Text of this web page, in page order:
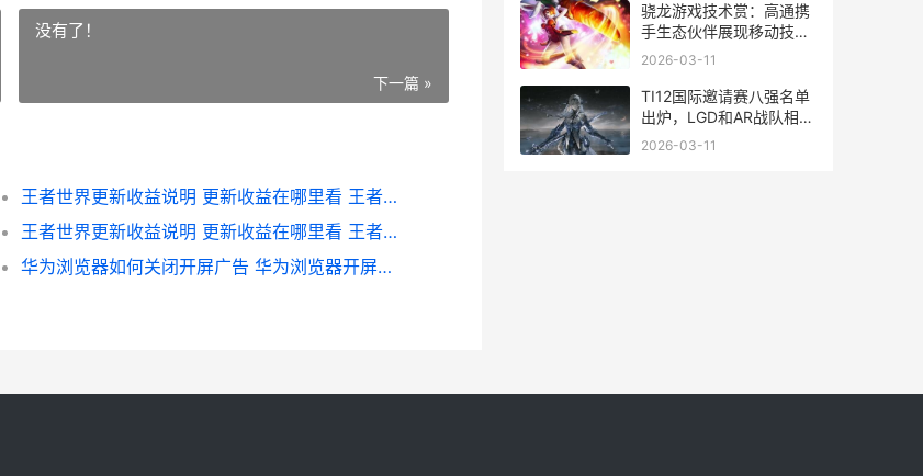
没有了！
下一篇 »
王者世界更新收益说明 更新收益在哪里看 王者世界怎么停更了
王者世界更新收益说明 更新收益在哪里看 王者世界更新收不到消息
华为浏览器如何关闭开屏广告 华为浏览器开屏广告关闭配置方式 华为浏览器如何删除历史记录
骁龙游戏技术赏：高通携
手生态伙伴展现移动技术
创新赋能前沿数字娱乐尝
2026-03-11
TI12国际邀请赛八强名单
出炉，LGD和AR战队相遇
ti国际邀请赛历届冠军
2026-03-11